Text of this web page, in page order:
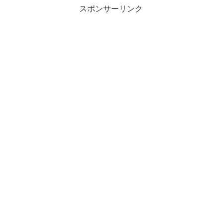
スポンサーリンク